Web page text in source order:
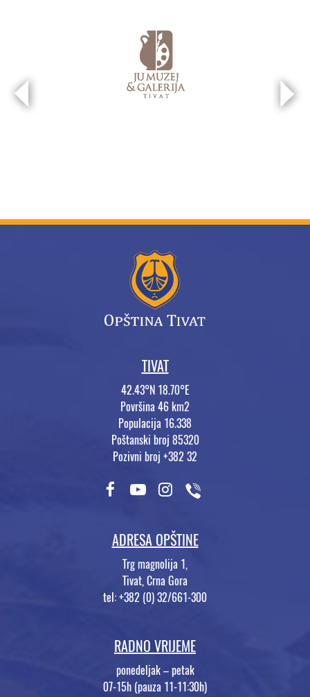
TIVAT
42.43°N 18.70°E
Površina 46 km2
Populacija 16.338
Poštanski broj 85320
Pozivni broj +382 32
ADRESA OPŠTINE
Trg magnolija 1,
Tivat, Crna Gora
tel: +382 (0) 32/661-300
RADNO VRIJEME
ponedeljak – petak
07-15h (pauza 11-11:30h)